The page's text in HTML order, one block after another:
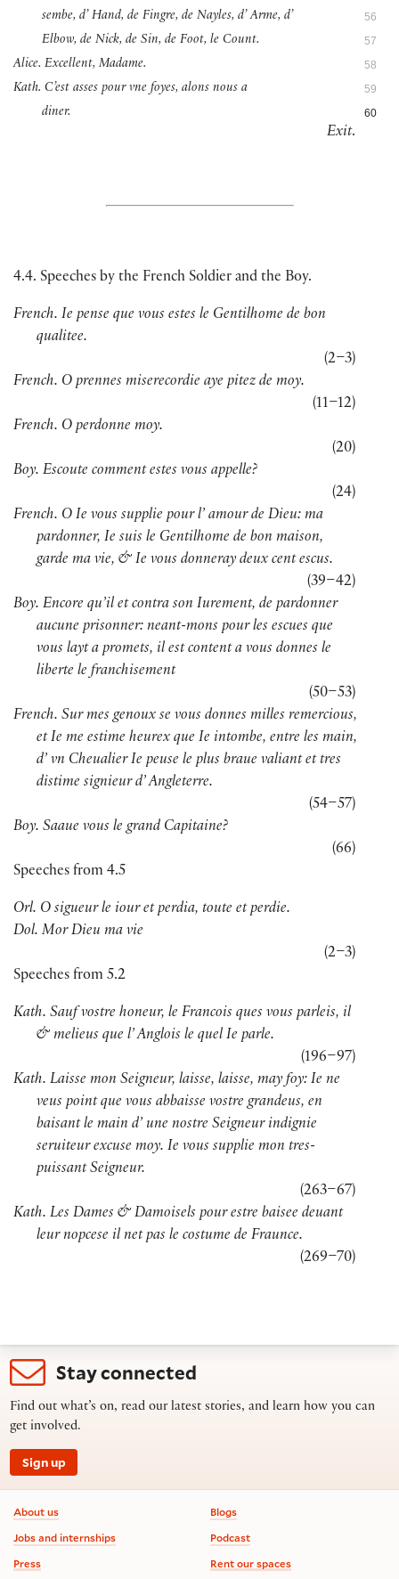
sembe, d’ Hand, de Fingre, de Nayles, d’ Arme, d’ 56
Elbow, de Nick, de Sin, de Foot, le Count. 57
Alice. Excellent, Madame. 58
Kath. C’est asses pour vne foyes, alons nous a 59
diner. 60
Exit.
4.4. Speeches by the French Soldier and the Boy.
French. Ie pense que vous estes le Gentilhome de bon
qualitee.
(2–3)
French. O prennes miserecordie aye pitez de moy.
(11–12)
French. O perdonne moy.
(20)
Boy. Escoute comment estes vous appelle?
(24)
French. O Ie vous supplie pour l’ amour de Dieu: ma
pardonner, Ie suis le Gentilhome de bon maison,
garde ma vie, & Ie vous donneray deux cent escus.
(39–42)
Boy. Encore qu’il et contra son Iurement, de pardonner
aucune prisonner: neant-mons pour les escues que
vous layt a promets, il est content a vous donnes le
liberte le franchisement
(50–53)
French. Sur mes genoux se vous donnes milles remercious,
et Ie me estime heurex que Ie intombe, entre les main,
d’ vn Cheualier Ie peuse le plus braue valiant et tres
distime signieur d’ Angleterre.
(54–57)
Boy. Saaue vous le grand Capitaine?
(66)
Speeches from 4.5
Orl. O sigueur le iour et perdia, toute et perdie.
Dol. Mor Dieu ma vie
(2–3)
Speeches from 5.2
Kath. Sauf vostre honeur, le Francois ques vous parleis, il
& melieus que l’ Anglois le quel Ie parle.
(196–97)
Kath. Laisse mon Seigneur, laisse, laisse, may foy: Ie ne
veus point que vous abbaisse vostre grandeus, en
baisant le main d’ une nostre Seigneur indignie
seruiteur excuse moy. Ie vous supplie mon tres-
puissant Seigneur.
(263–67)
Kath. Les Dames & Damoisels pour estre baisee deuant
leur nopcese il net pas le costume de Fraunce.
(269–70)
Stay connected
Find out what’s on, read our latest stories, and learn how you can
get involved.
Sign up
Footer information
About us
Jobs and internships
Press
Blogs
Podcast
Rent our spaces